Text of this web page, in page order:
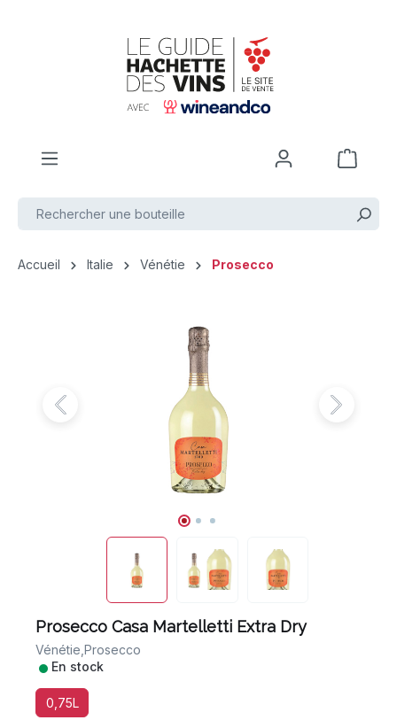
Accueil Italie Vénétie Prosecco
Prosecco Casa Martelletti Extra Dry
Vénétie, Prosecco
•En stock
0,75L